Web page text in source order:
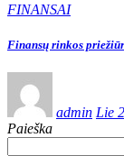
FINANSAI
Finansų rinkos
admin Lie
Paieška